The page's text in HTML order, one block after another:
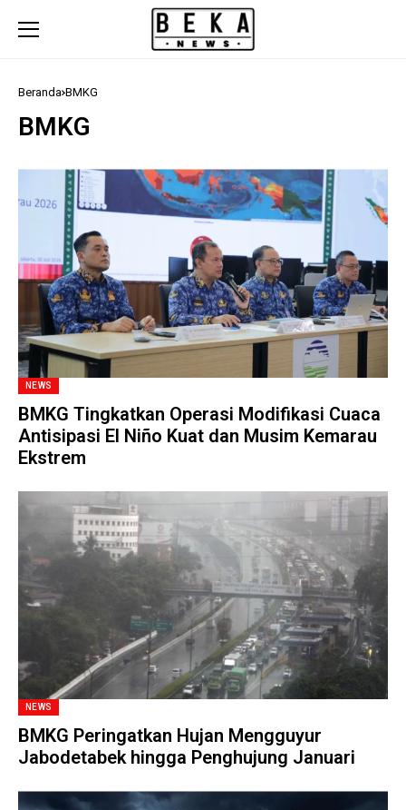
Beranda BMKG
BMKG
NEWS
BMKG Tingkatkan Operasi Modifikasi Cuaca
Antisipasi El Niño Kuat dan Musim Kemarau
Ekstrem
NEWS
BMKG Peringatkan Hujan Mengguyur
Jabodetabek hingga Penghujung Januari